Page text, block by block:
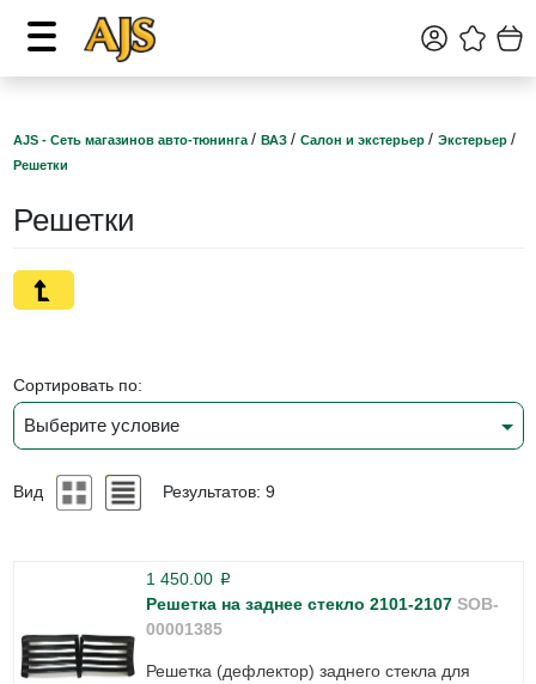
AJS - Сеть магазинов авто-тюнинга / ВАЗ / Салон и экстерьер / Экстерьер /
Решетки
Решетки
Сортировать по:
Выберите условие
Вид Результатов: 9
1 450.00 p
Решетка на заднее стекло 2101-2107 SOB-
00001385
Решетка (дефлектор) заднего стекла для